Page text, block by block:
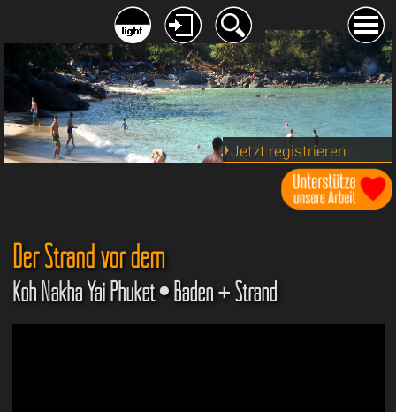
Jetzt registrieren
Der Strand vor dem
Koh Nakha Yai Phuket • Baden + Strand